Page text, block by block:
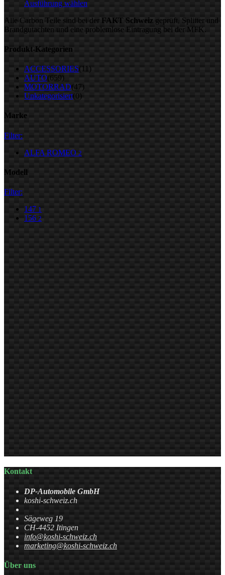
Ausführung wählen
Alle Carbon Teile sind bei der FAKT Schweiz geprüft, Splitter und
Brandgutachten und eine problemlose Eintragung bei der MFK.
Produkt-Kategorien
ACCESSORIES(11)
AUTO(659)
MOTORRAD(47)
Unkategorisiert(0)
Marke
Filter:
ALFA ROMEO 2
Modell
Filter:
147 1
156 2
Kontakt
DP-Automobile GmbH
koshi-schweiz.ch
Sägeweg 19
CH-4452 Itingen
info@koshi-schweiz.ch
marketing@koshi-schweiz.ch
Über uns